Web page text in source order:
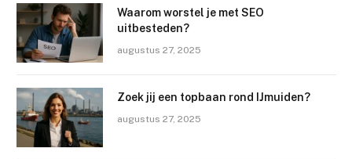
Waarom worstel je met SEO
uitbesteden?
augustus 27, 2025
Zoek jij een topbaan rond IJmuiden?
augustus 27, 2025